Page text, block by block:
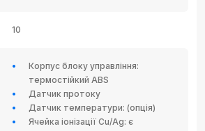
10
Корпус блоку управління:
термостійкий ABS
Датчик протоку
Датчик температури: (опція)
Ячейка іонізації Cu/Ag: є